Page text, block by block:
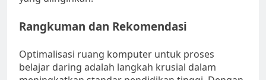
Rangkuman dan Rekomendasi
Optimalisasi ruang komputer untuk proses
belajar daring adalah langkah krusial dalam